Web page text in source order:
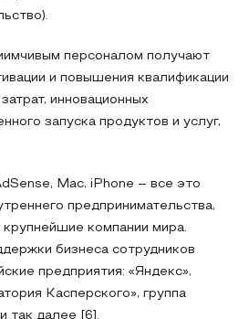
персоналом получают
и повышения квалификации
инновационных
запуска продуктов и услуг,
Mac, iPhone – все это
предпринимательства,
компании мира.
бизнеса сотрудников
предприятия: «Яндекс»,
Касперского», группа
так далее [6].